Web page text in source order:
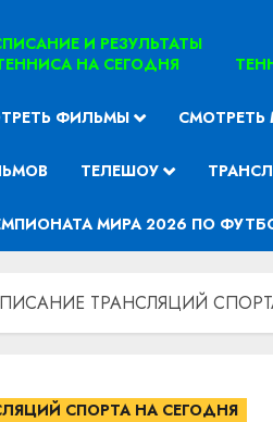
И РЕЗУЛЬТАТЫ
НА СЕГОДНЯ
ФИЛЬМЫ
ТЕЛЕШОУ
МИРА 2026 ПО
ТРАНСЛЯЦИЙ
СПОРТА НА СЕГОДНЯ